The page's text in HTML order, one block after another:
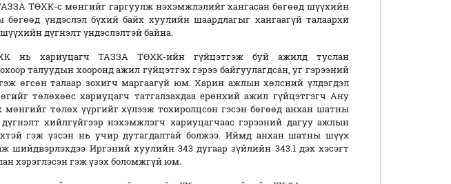
ТӨХК-с мөнгийг гаргуулж нэхэмжлэлийг хангасан бөгөөд шүүхийн
үндэслэл бүхий байх хуулийн шаардлагыг хангаагүй талаархи
дүгнэлт үндэслэлтэй байна.
нь хариуцагч ТАЗЗА ТӨХК-ийн гүйцэтгэж буй ажилд туслан
талуудын хооронд ажил гүйцэтгэх гэрээ байгуулагдсан, уг гэрээний
өгсөн талаар зохигч маргаагүй юм. Харин ажлын хөлсний үлдэгдэл
төлөхөөс хариуцагч татгалзахдаа ерөнхий ажил гүйцэтгэгч Ану
төлөх үүргийг хүлээж тохиролцсон гэсэн бөгөөд анхан шатны
хийлгүйгээр нэхэмжлэгч хариуцагчаас гэрээний дагуу ажлын
гэж үзсэн нь учир дутагдалтай болжээ. Иймд анхан шатны шүүх
шийдвэрлэхдээ Иргэний хуулийн 343 дугаар зүйлийн 343.1 дэх хэсэгт
хэрэглэсэн гэж үзэх боломжгүй юм.